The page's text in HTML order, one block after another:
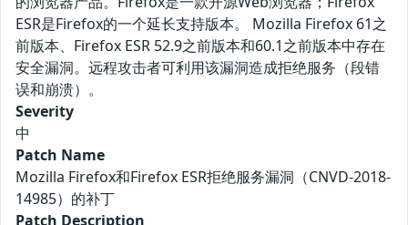
ESR是Firefox的一个延长支持版本。 Mozilla Firefox 61之
前版本、Firefox ESR 52.9之前版本和60.1之前版本中存在
安全漏洞。远程攻击者可利用该漏洞造成拒绝服务（段错
误和崩溃）。
Severity
中
Patch Name
Mozilla Firefox和Firefox ESR拒绝服务漏洞（CNVD-2018-
14985）的补丁
Patch Description